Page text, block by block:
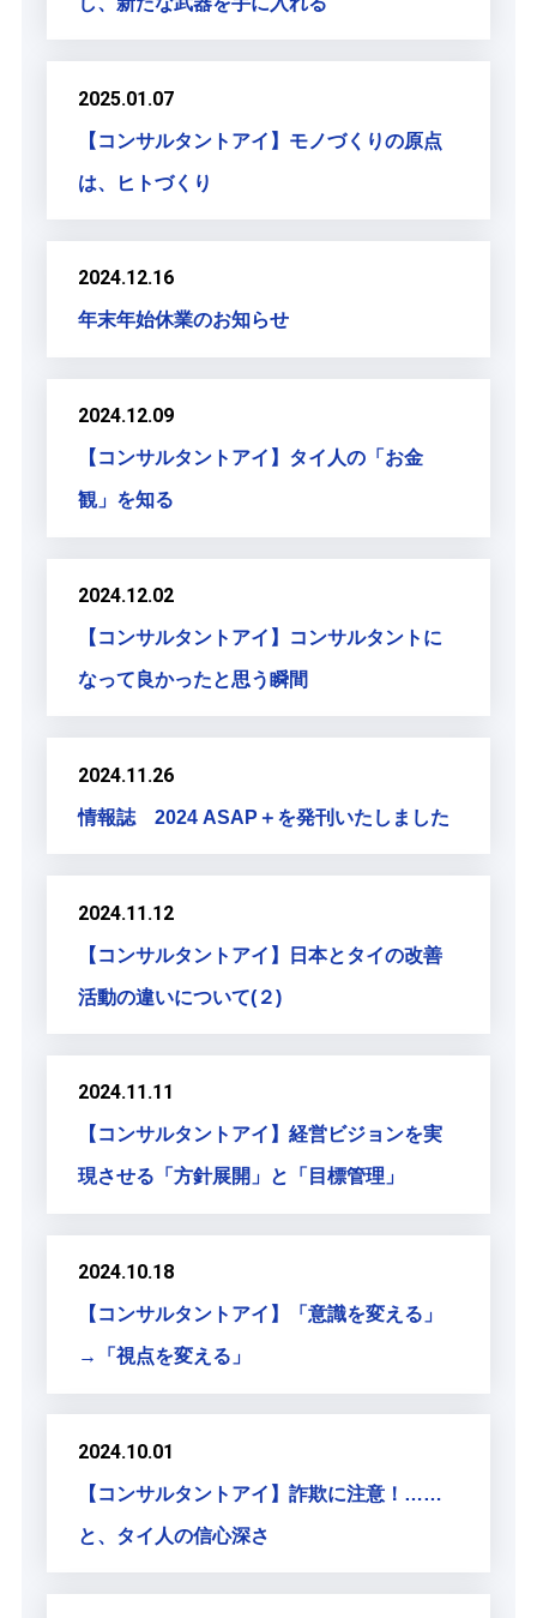
2025.01.07
【コンサルタントアイ】モノづくりの原点
は、ヒトづくり
2024.12.16
年末年始休業のお知らせ
2024.12.09
【コンサルタントアイ】タイ人の「お金
観」を知る
2024.12.02
【コンサルタントアイ】コンサルタントに
なって良かったと思う瞬間
2024.11.26
情報誌 2024 ASAP＋を発刊いたしました
2024.11.12
【コンサルタントアイ】日本とタイの改善
活動の違いについて(２)
2024.11.11
【コンサルタントアイ】経営ビジョンを実
現させる「方針展開」と「目標管理」
2024.10.18
【コンサルタントアイ】「意識を変える」
→「視点を変える」
2024.10.01
【コンサルタントアイ】詐欺に注意！……
と、タイ人の信心深さ